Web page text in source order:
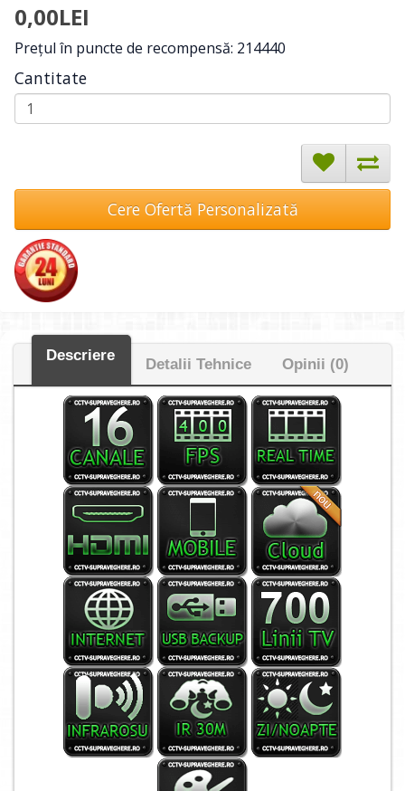
0,00LEI
Preţul în puncte de recompensă: 214440
Cantitate
Cere Ofertă Personalizată
Descriere
Detalii Tehnice Opinii (0)